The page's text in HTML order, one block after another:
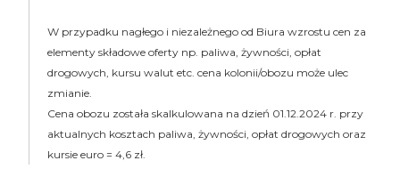
W przypadku nagłego i niezależnego od Biura wzrostu cen za
elementy składowe oferty np. paliwa, żywności, opłat
drogowych, kursu walut etc. cena kolonii/obozu może ulec
zmianie.
Cena obozu została skalkulowana na dzień 01.12.2024 r. przy
aktualnych kosztach paliwa, żywności, opłat drogowych oraz
kursie euro = 4,6 zł.